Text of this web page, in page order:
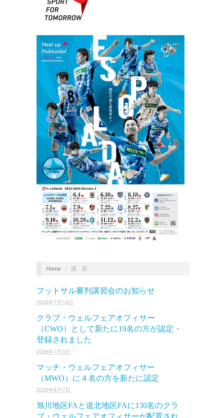
Home / 講 習
フットサル審判講習会のお知らせ
2026年7月14日
クラブ・ウェルフェアオフィサー
（CWO）として新たに19名の方が認定・
登録されました
2026年7月5日
マッチ・ウェルフェアオフィサー
（MWO）に４名の方を新たに認定
2026年6月7日
旭川地区FAと道北地区FAに130名のクラ